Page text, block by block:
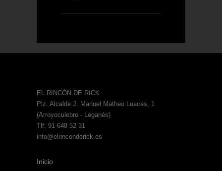
EL RINCÓN DE RICK
Plz. Alcalde J. Manuel Matheo Luaces, 1
(Arroyoculebro - Leganés)
Tlf: 91 648 52 31
info@elrinconderick.es
Inicio